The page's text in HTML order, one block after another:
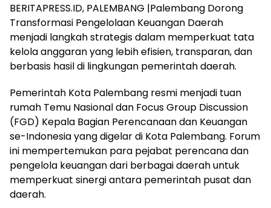
BERITAPRESS.ID, PALEMBANG |Palembang Dorong
Transformasi Pengelolaan Keuangan Daerah
menjadi langkah strategis dalam memperkuat tata
kelola anggaran yang lebih efisien, transparan, dan
berbasis hasil di lingkungan pemerintah daerah.
Pemerintah Kota Palembang resmi menjadi tuan
rumah Temu Nasional dan Focus Group Discussion
(FGD) Kepala Bagian Perencanaan dan Keuangan
se-Indonesia yang digelar di Kota Palembang. Forum
ini mempertemukan para pejabat perencana dan
pengelola keuangan dari berbagai daerah untuk
memperkuat sinergi antara pemerintah pusat dan
daerah.